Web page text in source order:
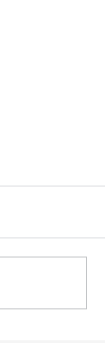
校
い子